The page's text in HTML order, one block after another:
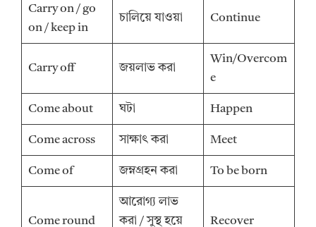
Carry on / go
on / keep in
চালিয়ে যাওয়া Continue
Carry off জয়লাভ করা
Win/Overcom
e
Come about ঘটা Happen
Come across সাক্ষাৎ করা Meet
Come of জম্নগ্রহন করা To be born
Come round
আরোগ্য লাভ
করা / সুস্থ হয়ে
Recover